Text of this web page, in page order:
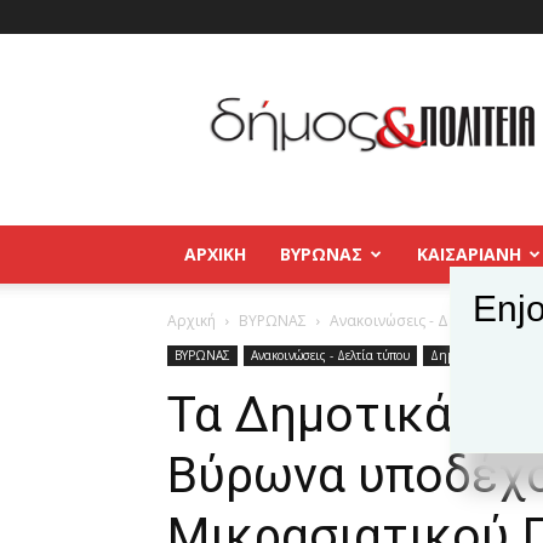
και
Πολιτεία
Βύρωνας
–
Παγκράτι
ΑΡΧΙΚΉ ΒΥΡΩΝΑΣ ΚΑΙΣΑΡΙΑΝΗ
Αρχική ΒΥΡΩΝΑΣ Ανακοινώσεις - Δελτία τύπου
ΒΥΡΩΝΑΣ Ανακοινώσεις - Δελτία τύπου Δημοφιλή άρθρα
Τα Δημοτικά
Βύρωνα